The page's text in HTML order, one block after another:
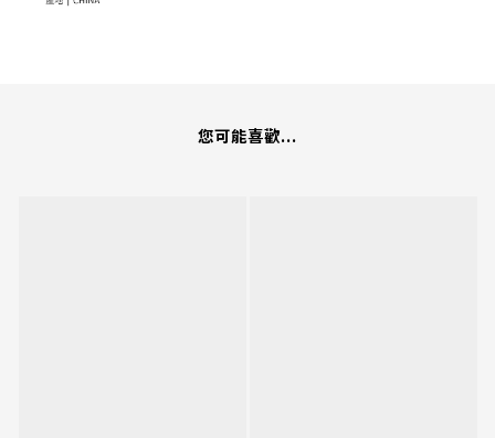
您可能喜歡...